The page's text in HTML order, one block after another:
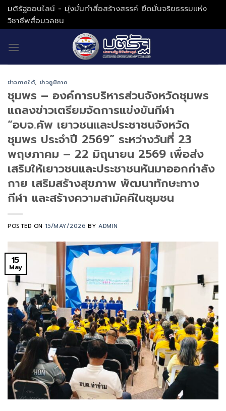
Skip
to
content
มติรัฐออนไลน์ - มุ่งมั่นทำสื่อสร้างสรรค์ ยึดมั่นจริยธรรมแห่ง
วิชาชีพสื่อมวลชน
ข่าวภาคใต้, ข่าวภูมิภาค
ชุมพร – องค์การบริหารส่วนจังหวัดชุมพร
แถลงข่าวเตรียมจัดการแข่งขันกีฬา
“อบจ.คัพ เยาวชนและประชาชนจังหวัด
ชุมพร ประจำปี 2569” ระหว่างวันที่ 23
พฤษภาคม – 22 มิถุนายน 2569 เพื่อส่ง
เสริมให้เยาวชนและประชาชนหันมาออกกำลัง
กาย เสริมสร้างสุขภาพ พัฒนาทักษะทาง
กีฬา และสร้างความสามัคคีในชุมชน
POSTED ON 15/MAY/2026 BYADMIN
15
May